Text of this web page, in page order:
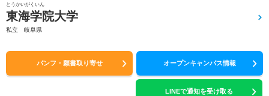
とうかいがくいん
東海学院大学
私立 岐阜県
パンフ・願書取り寄せ オープンキャンパス情報
LINEで通知を受け取る